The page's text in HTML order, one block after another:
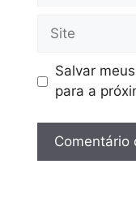
Salvar
para a